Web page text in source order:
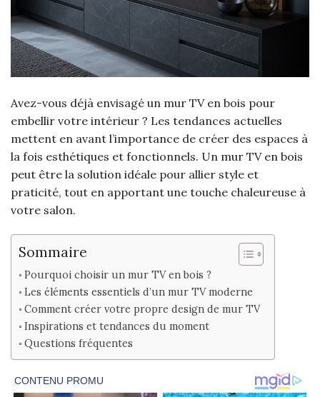
Avez-vous déjà envisagé un mur TV en bois pour
embellir votre intérieur ? Les tendances actuelles
mettent en avant l’importance de créer des espaces à
la fois esthétiques et fonctionnels. Un mur TV en bois
peut être la solution idéale pour allier style et
praticité, tout en apportant une touche chaleureuse à
votre salon.
Sommaire
Pourquoi choisir un mur TV en bois ?
Les éléments essentiels d’un mur TV moderne
Comment créer votre propre design de mur TV
Inspirations et tendances du moment
Questions fréquentes